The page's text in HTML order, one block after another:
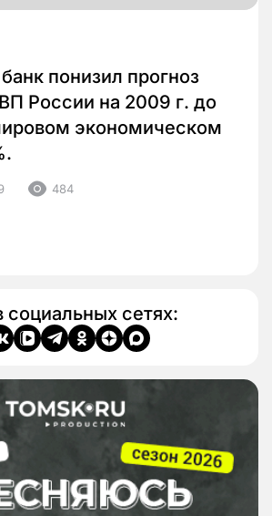
понизил прогноз
России на 2009 г. до
экономическом
484
сетях: